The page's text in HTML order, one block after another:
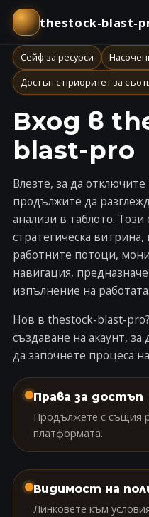
thestock-blast-
Сейф за ресурси
Достъп с приоритет за
Вход в
blast-pro
Влезте, за да
продължите да
анализи в таблото.
стратегическа
работните потоци,
навигация,
изпълнение на работата.
Нов в thestock-blast-
създаване на акаунт, за
да започнете процеса
Права за достъп
Продължете с същия
платформата.
Видимост на
Линковете към